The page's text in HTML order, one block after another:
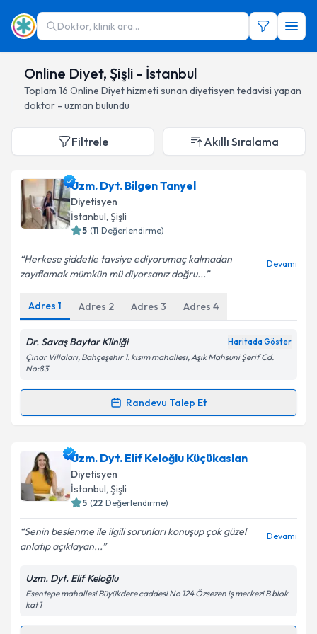
Doktor, klinik ara...
Online Diyet, Şişli - İstanbul
Toplam 16 Online Diyet hizmeti sunan diyetisyen tedavisi yapan
doktor - uzman bulundu
Filtrele Akıllı Sıralama
Uzm. Dyt. Bilgen Tanyel
Diyetisyen
İstanbul, Şişli
5 (11 Değerlendirme)
Herkese şiddetle tavsiye ediyorumaç kalmadan
zayıflamak mümkün mü diyorsanız doğru...
Devamı
Adres 1 Adres 2 Adres 3 Adres 4
Dr. Savaş Baytar Kliniği Haritada Göster
Çınar Villaları, Bahçeşehir 1. kısım mahallesi, Aşık Mahsuni Şerif Cd.
No:83
Randevu Talep Et
Randevu Takvimi Talebi
Uzm. Dyt. Bilgen Tanyeliçin randevu takvimi talebi
oluşturun. Size bu uzmandan randevu almanız için bir
takvim hazırlandığında e-posta ile bilgilendireceğiz.
Kişisel verilerimin işlenmesine ilişkin
Metni'ni okudum ve kişisel verilerimin belirtilen
Uzm. Dyt. Elif Keloğlu Küçükaslan
Diyetisyen
İstanbul, Şişli
5 (22 Değerlendirme)
Senin beslenme ile ilgili sorunları konuşup çok güzel
anlatıp açıklayan...
Devamı
Uzm. Dyt. Elif Keloğlu
Esentepe mahallesi Büyükdere caddesi No 124 Özsezen iş merkezi B blok
kat 1